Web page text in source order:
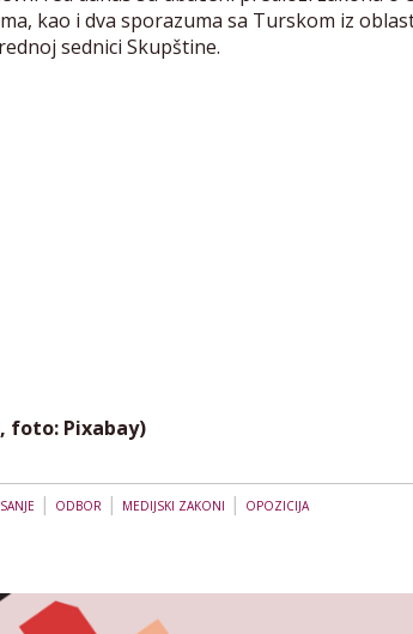
kao i dva sporazuma sa Turskom iz
sednici Skupštine.
foto: Pixabay)
| ODBOR | MEDIJSKI ZAKONI | OPOZICIJA